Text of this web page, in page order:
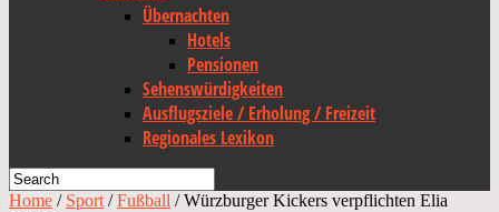
Übernachten
Hotels
Pensionen
Sehenswürdigkeiten
Ausflugsziele / Erholung / Freizeit
Regionales Lexikon
Home / Sport /Fußball /Würzburger Kickers verpflichten Elia